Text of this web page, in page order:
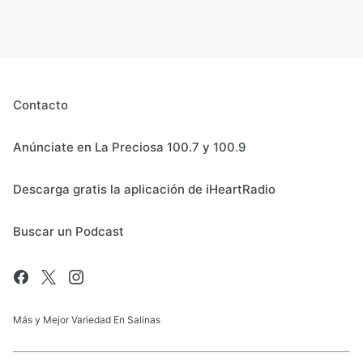
Contacto
Anúnciate en La Preciosa 100.7 y 100.9
Descarga gratis la aplicación de iHeartRadio
Buscar un Podcast
Más y Mejor Variedad En Salinas